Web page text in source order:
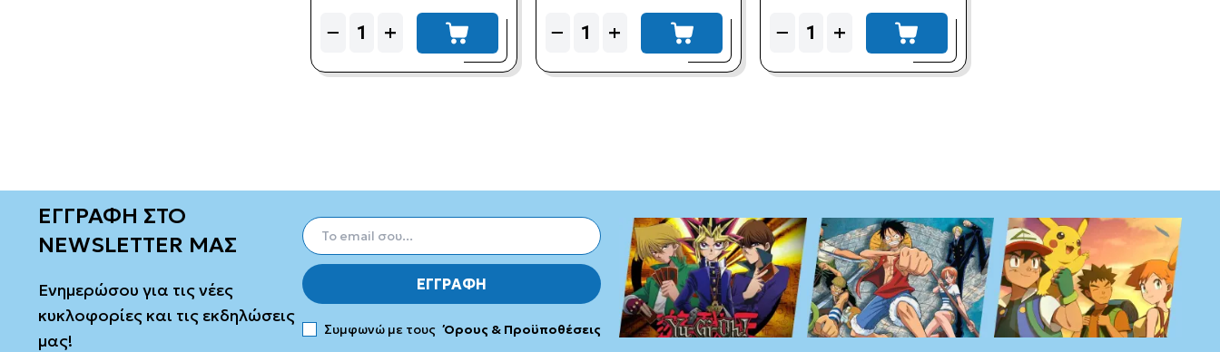
−
Quantity + add to cart −
Quantity + add to cart −
Quantity + add to cart
ΕΓΓΡΑΦΗ ΣΤΟ
NEWSLETTER ΜΑΣ
Ενημερώσου για τις νέες
κυκλοφορίες και τις εκδηλώσεις
μας!
ΕΓΓΡΑΦΗ
Συμφωνώ με τους Όρους & Προϋποθέσεις